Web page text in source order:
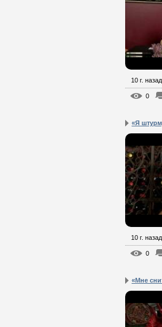
10 г. назад
0
«Я
10 г. назад
0
«Мне